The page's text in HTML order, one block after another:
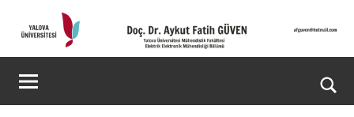
Doç.
Dr.
Web
Sitesi